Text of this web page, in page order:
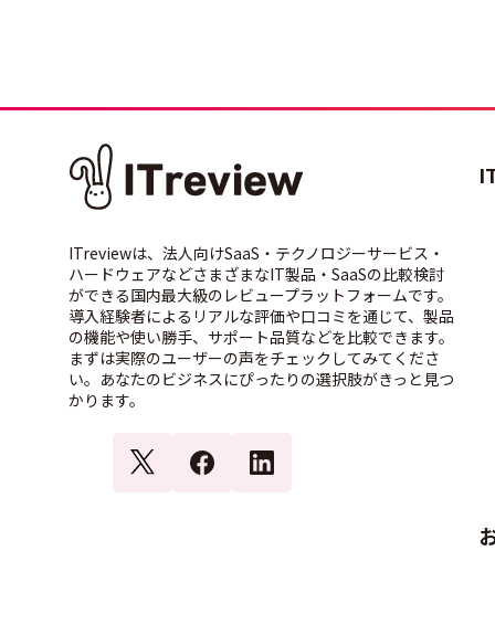
ITreviewは、法人向けSaaS・テクノロジーサービス・
ハードウェアなどさまざまなIT製品・SaaSの比較検討
ができる国内最大級のレビュープラットフォームです。
導入経験者によるリアルな評価や口コミを通じて、製品
の機能や使い勝手、サポート品質などを比較できます。
まずは実際のユーザーの声をチェックしてみてくださ
い。あなたのビジネスにぴったりの選択肢がきっと見つ
かります。